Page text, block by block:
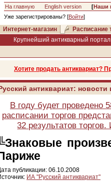
На главную English version [Наши
Уже зарегистрированы? [Войти]
Интернет-магазин
Расписание
Крупнейший антикварный
Хотите продать антиквариат?
антиквариат:
В году будет проведено
расписании торгов
32 результатов
╚Знаковые
публикации: 06.10.2008
ИА "Русский антиквариат"